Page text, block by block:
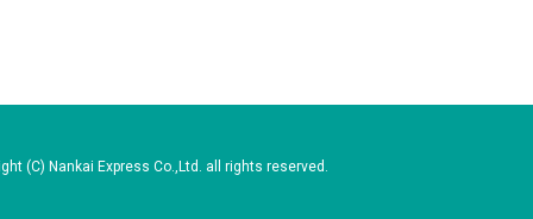
(C) Nankai Express Co.,Ltd. all rights reserved.